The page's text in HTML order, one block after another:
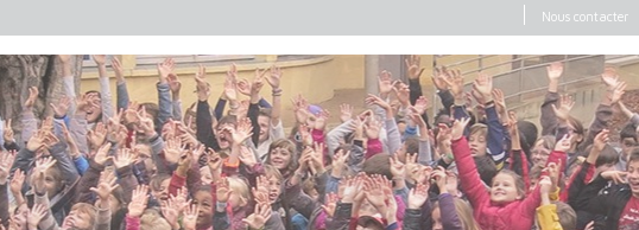
Nous contacter